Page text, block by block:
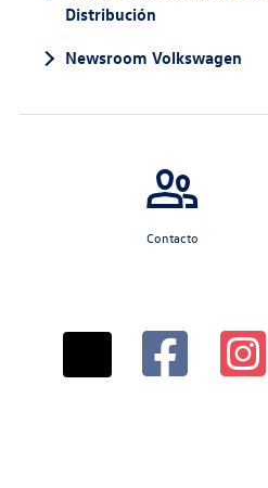
Distribución
Newsroom Volkswagen
Contacto